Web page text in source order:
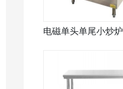
电磁单头单尾小炒炉